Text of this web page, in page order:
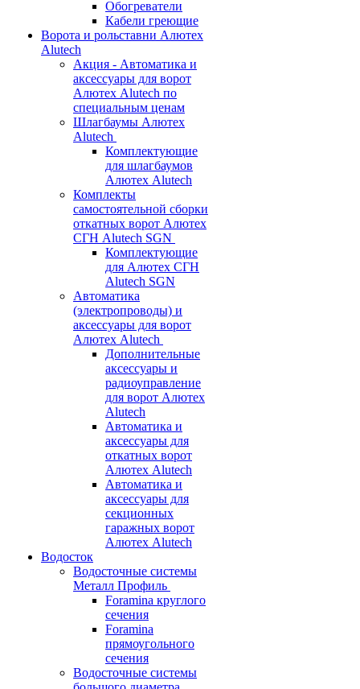
Обогреватели
Кабели греющие
Ворота и рольставни Алютех
Alutech
Акция - Автоматика и
аксессуары для ворот
Алютех Alutech по
специальным ценам
Шлагбаумы Алютех
Alutech
Комплектующие
для шлагбаумов
Алютех Alutech
Комплекты
самостоятельной сборки
откатных ворот Алютех
СГН Alutech SGN
Комплектующие
для Алютех СГН
Alutech SGN
Автоматика
(электропроводы) и
аксессуары для ворот
Алютех Alutech
Дополнительные
аксессуары и
радиоуправление
для ворот Алютех
Alutech
Автоматика и
аксессуары для
откатных ворот
Алютех Alutech
Автоматика и
аксессуары для
секционных
гаражных ворот
Алютех Alutech
Водосток
Водосточные системы
Металл Профиль
Foramina круглого
сечения
Foramina
прямоугольного
сечения
Водосточные системы